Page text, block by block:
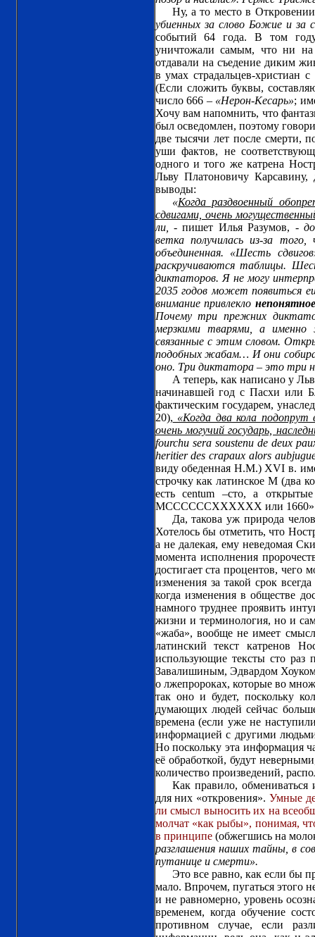
Ну, а то место в
убиенных за слово Божие и за
событий 64 года. В том году
уничтожали самым, что ни на
отдавали на съедение диким
в умах страдальцев-христиан
(Если сложить буквы,
число 666 – «Нерон-Кесарь»;
Хочу вам напомнить, что
был осведомлен, поэтому
две тысячи лет после смерти,
уши фактов, не
одного и того же катрена
Льву Платоновичу Карсавину,
выводы:
«Когда раздвоенный
сдвигами, очень
ли,
- пишет Илья Разумов, -
ветка получилась из-за
объединенная. «Шесть
раскручиваются таблицы.
диктаторов. Я не могу
2035 годов может появиться
внимание привлекло непонятное
Почему три прежних
мерзкими тварями, а именно
связанные с этим словом.
подобных жабам… И они
оно. Три диктатора – это три
А теперь, как написано у
начинавшей год с Пасхи или
фактическим государем,
20), «Когда два кола
очень могучий государь,
fourchu sera soustenu de deux
heritier des crapaux alors
виду обеденная Н.М.) XVI в.
строчку как латинское М (два
есть centum –сто, а
МССССССХХХХХХ или
Да, такова уж природа
Хотелось бы отметить, что
а не далекая, ему неведомая
момента исполнения
достигает ста процентов,
изменения за такой срок
когда изменения в обществе
намного труднее проявить
жизни и терминология, но и
«жаба», вообще не имеет
латинский текст катренов
использующие тексты сто раз
Завалишиным, Эдвардом
о лжепророках, которые во
так оно и будет, поскольку
думающих людей сейчас
времена (если уже не
информацией с другими
Но поскольку эта информация
её обработкой, будут
количество произведений,
Как правило,
для них «откровения».Умные
ли смысл выносить их на
молчат «как рыбы», понимая,
в принципе(обжегшись на
разглашения наших тайны, в
путанице и смерти».
Это все равно, как если бы
мало. Впрочем, пугаться этого
и не равномерно, уровень
временем, когда обучение
противном случае, если